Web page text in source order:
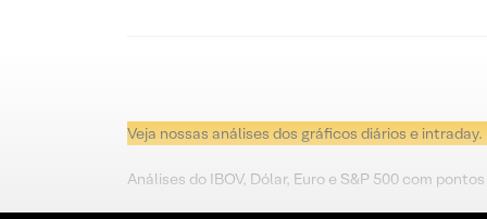
Veja nossas análises dos gráficos diários e intraday.
Análises do IBOV, Dólar, Euro e S&P 500 com